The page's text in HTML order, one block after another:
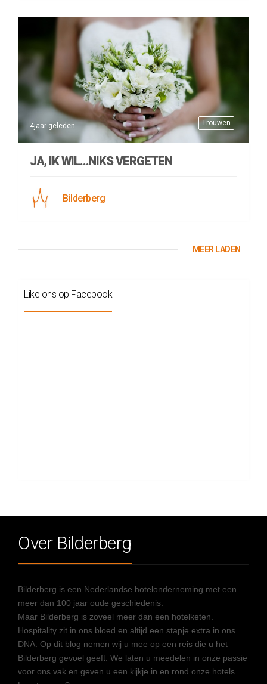
Trouwen
4jaar geleden
JA, IK WIL…NIKS VERGETEN
Bilderberg
MEER LADEN
Like ons op Facebook
Over Bilderberg
Bilderberg is een Nederlandse hotelonderneming met een
meer dan 100 jaar oude geschiedenis.
Maar Bilderberg is zoveel meer dan een hotelketen.
Hospitality zit in ons bloed en altijd een stapje extra in ons
DNA. Op dit blog nemen wij u mee op een reis die u het
Bilderberg gevoel geeft. We laten u meedelen in onze passie
voor ons vak en geven u een kijkje in en rond onze hotels.